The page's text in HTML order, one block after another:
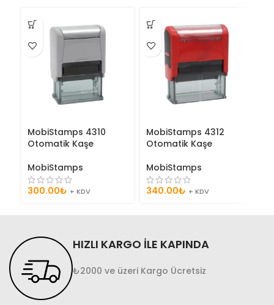
MobiStamps 4310
Otomatik Kaşe
MobiStamps
300.00₺ + KDV
MobiStamps 4312
Otomatik Kaşe
MobiStamps
340.00₺ + KDV
HIZLI KARGO İLE KAPINDA
₺2000 ve üzeri Kargo Ücretsiz